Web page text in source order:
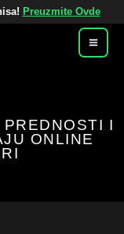
Preuzmite Ovde
I
ONLINE